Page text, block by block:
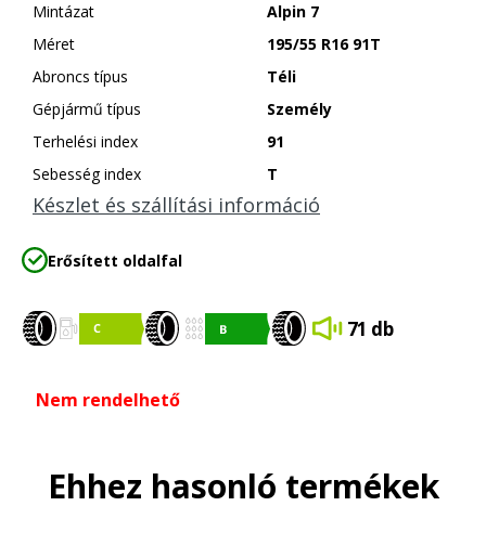
Mintázat
Alpin 7
Méret
195/55 R16 91T
Abroncs típus
Téli
Gépjármű típus
Személy
Terhelési index
91
Sebesség index
T
Készlet és szállítási információ
Erősített oldalfal
71 db
Nem rendelhető
Ehhez hasonló termékek